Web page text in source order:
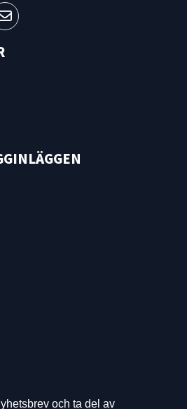
och ta del av